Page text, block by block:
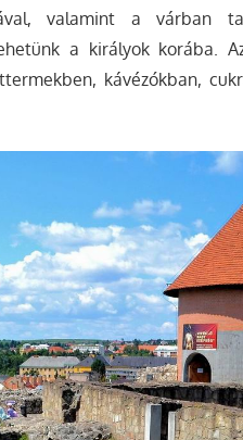
valamint a várban
a királyok korába.
kávézókban,